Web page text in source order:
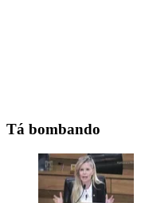
Tá bombando